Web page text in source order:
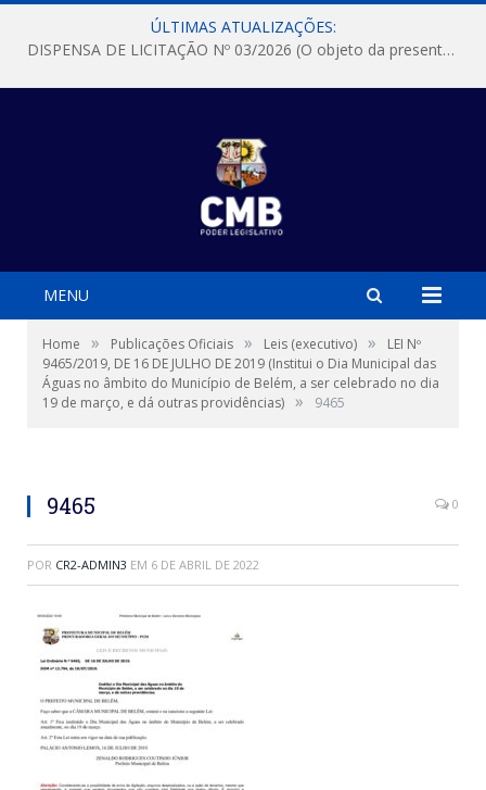
ÚLTIMAS ATUALIZAÇÕES:
DISPENSA DE LICITAÇÃO Nº 03/2026 (O objeto da presente dispensa é a escolha da proposta mais vantajosa para a aquisição, de aparelhos de ar condicionado, tipo Split, com material de instalação e fogão industrial, conforme condições, quantidades e exigências estabelecidas no termo de referencia e neste aviso de contratação direta e seus anexos)
MENU
Home » Publicações Oficiais » Leis (executivo) »
LEI Nº
9465/2019, DE 16 DE JULHO DE 2019 (Institui o Dia Municipal das
Águas no âmbito do Município de Belém, a ser celebrado no dia
19 de março, e dá outras providências) » 9465
9465 0
POR CR2-ADMIN3 EM 6 DE ABRIL DE 2022